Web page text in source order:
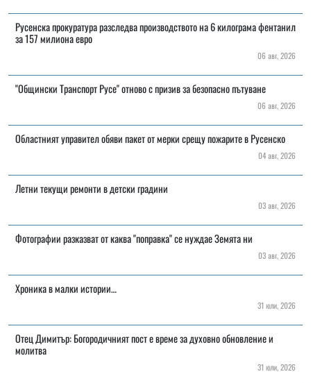
Русенска прокуратура разследва производството на 6 килограма фентанил
за 157 милиона евро
06 авг, 2026
"Общински Транспорт Русе" отново с призив за безопасно пътуване
06 авг, 2026
Областният управител обяви пакет от мерки срещу пожарите в Русенско
04 авг, 2026
Летни текущи ремонти в детски градини
03 авг, 2026
Фотографии разказват от каква "поправка" се нуждае Земята ни
03 авг, 2026
Хроника в малки истории…
31 юли, 2026
Отец Димитър: Богородичният пост е време за духовно обновление и
молитва
31 юли, 2026